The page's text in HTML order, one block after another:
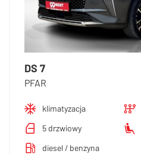
DS 7
PFAR
klimatyzacja
5 drzwiowy
diesel / benzyna